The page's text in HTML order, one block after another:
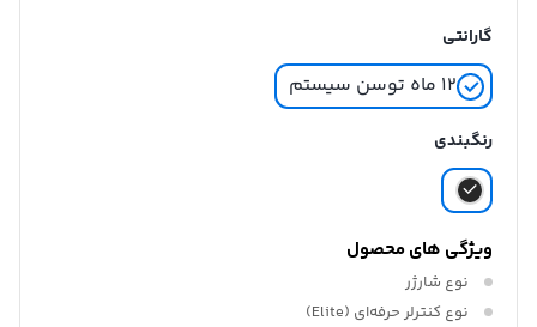
گارانتی
۱۲ ماه توسن سیستم
رنگبندی
ویژگی های محصول
نوع شارژر
نوع کنترلر حرفه‌ای (Elite)